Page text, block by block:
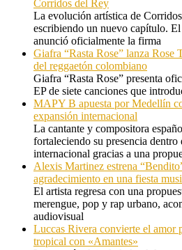
Corridos del Rey
La evolución artística de
escribiendo un nuevo capítulo.
anunció oficialmente la firma
Giafra “Rasta Rose” lanza Rose
del reggaetón colombiano
Giafra “Rasta Rose” presenta
EP de siete canciones que
MAPY B apuesta por Medellín
expansión internacional
La cantante y compositora
fortaleciendo su presencia dentro
internacional gracias a una
Alexis Martinez estrena
agradecimiento en una fiesta
El artista regresa con una
merengue, pop y rap urbano,
audiovisual
Luccas Rivera convierte el amor
tropical con «Amantes»